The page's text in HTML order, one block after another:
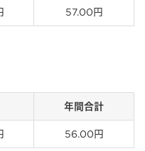
57.00円
年間合計
56.00円